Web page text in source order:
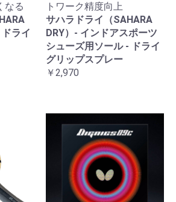
なる
ライ
トワーク精度向上
サハラドライ（SAHARA
DRY）- インドアスポーツ
シューズ用ソール - ドライ
グリップスプレー
￥2,970